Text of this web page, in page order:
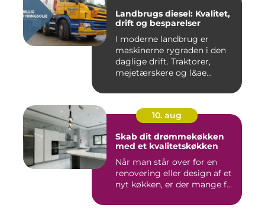
Landbrugs diesel: Kvalitet,
drift og besparelser
I moderne landbrug er
maskinerne rygraden i den
daglige drift. Traktorer,
mejetærskere og l&ae...
10. aug
Skab dit drømmekøkken
med et kvalitetskøkken
Når man står over for en
renovering eller design af et
nyt køkken, er der mange f...